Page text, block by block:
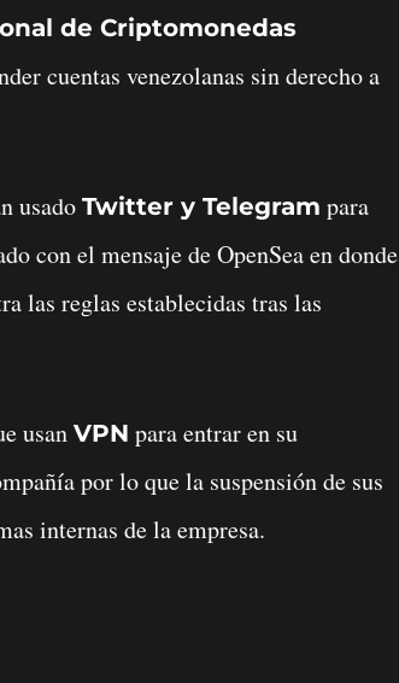
de Criptomonedas
cuentas venezolanas sin derecho a
usado Twitter y Telegram para
con el mensaje de OpenSea en donde
las reglas establecidas tras las
usan VPN para entrar en su
por lo que la suspensión de sus
internas de la empresa.